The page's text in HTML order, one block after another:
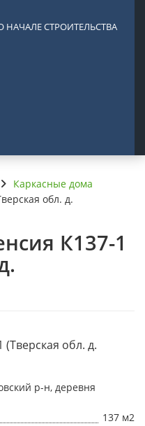
СТРОИТЕЛЬСТВА
Каркасные дома
обл. д.
К137-1
р-н, деревня
137 м2